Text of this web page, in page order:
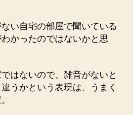
い自宅の部屋で聞いている
かったのではないかと思
はないので、雑音がないと
うかという表現は、うまく